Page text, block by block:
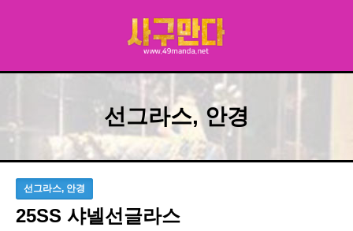
선그라스, 안경
선그라스, 안경
25SS 샤넬선글라스